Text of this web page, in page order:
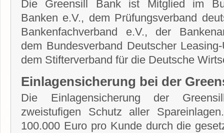
Die Greensill Bank ist Mitglied im
Banken e.V., dem Prüfungsverband
Bankenfachverband e.V., der
dem Bundesverband Deutscher
dem Stifterverband für die Deutsche
Einlagensicherung bei der
Die Einlagensicherung der
zweistufigen Schutz aller
100.000 Euro pro Kunde durch die